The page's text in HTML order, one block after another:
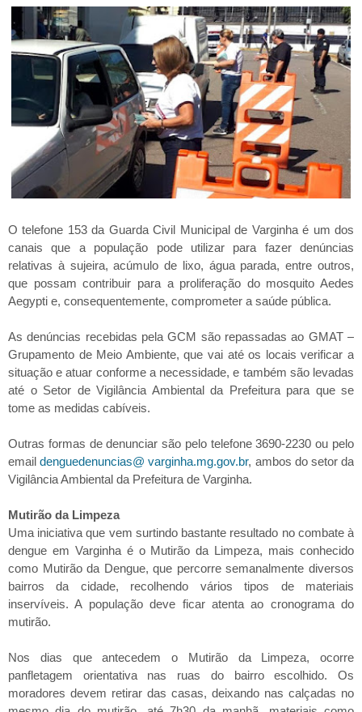
O telefone 153 da Guarda Civil Municipal de Varginha é um dos
canais que a população pode utilizar para fazer denúncias
relativas à sujeira, acúmulo de lixo, água parada, entre outros,
que possam contribuir para a proliferação do mosquito Aedes
Aegypti e, consequentemente, comprometer a saúde pública.
As denúncias recebidas pela GCM são repassadas ao GMAT –
Grupamento de Meio Ambiente, que vai até os locais verificar a
situação e atuar conforme a necessidade, e também são levadas
até o Setor de Vigilância Ambiental da Prefeitura para que se
tome as medidas cabíveis.
Outras formas de denunciar são pelo telefone 3690-2230 ou pelo
emaildenguedenuncias@ varginha.mg.gov.br, ambos do setor da
Vigilância Ambiental da Prefeitura de Varginha.
Mutirão da Limpeza
Uma iniciativa que vem surtindo bastante resultado no combate à
dengue em Varginha é o Mutirão da Limpeza, mais conhecido
como Mutirão da Dengue, que percorre semanalmente diversos
bairros da cidade, recolhendo vários tipos de materiais
inservíveis. A população deve ficar atenta ao cronograma do
mutirão.
Nos dias que antecedem o Mutirão da Limpeza, ocorre
panfletagem orientativa nas ruas do bairro escolhido. Os
moradores devem retirar das casas, deixando nas calçadas no